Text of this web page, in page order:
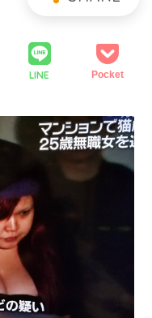
LINE Pocket